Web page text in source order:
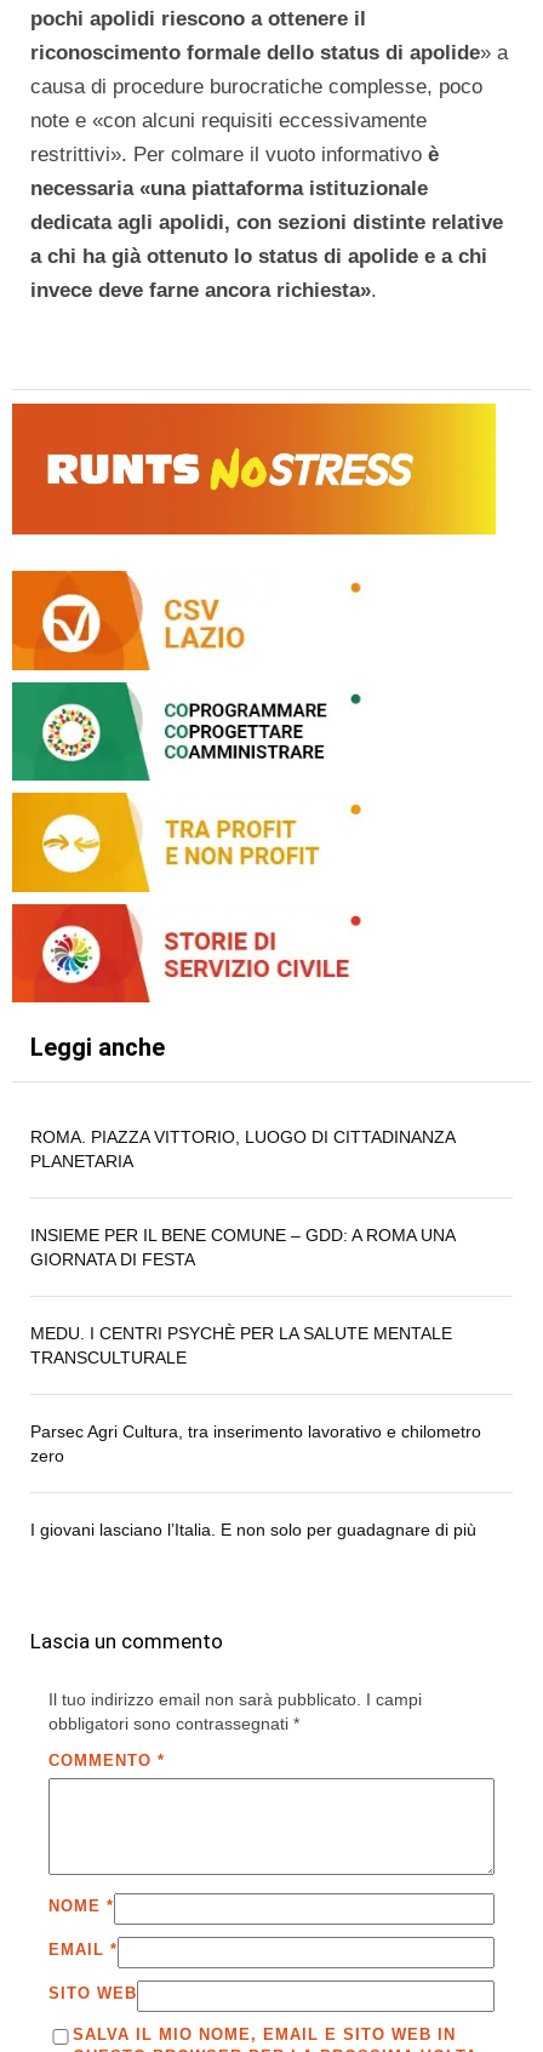
pochi apolidi riescono a ottenere il
riconoscimento formale dello status di apolide» a
causa di procedure burocratiche complesse, poco
note e «con alcuni requisiti eccessivamente
restrittivi». Per colmare il vuoto informativo è
necessaria «una piattaforma istituzionale
dedicata agli apolidi, con sezioni distinte relative
a chi ha già ottenuto lo status di apolide e a chi
invece deve farne ancora richiesta».
Leggi anche
ROMA. PIAZZA VITTORIO, LUOGO DI CITTADINANZA
PLANETARIA
INSIEME PER IL BENE COMUNE – GDD: A ROMA UNA
GIORNATA DI FESTA
MEDU. I CENTRI PSYCHÈ PER LA SALUTE MENTALE
TRANSCULTURALE
Parsec Agri Cultura, tra inserimento lavorativo e chilometro
zero
I giovani lasciano l’Italia. E non solo per guadagnare di più
Lascia un commento
Il tuo indirizzo email non sarà pubblicato. I campi
obbligatori sono contrassegnati *
COMMENTO *
NOME *
EMAIL *
SITO WEB
SALVA IL MIO NOME, EMAIL E SITO WEB IN